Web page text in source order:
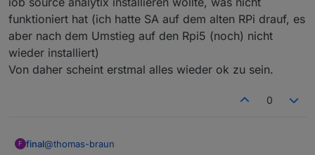
+ system.adapter.admin.0
+ system.adapter.web.0
Objects: 		2111
States: 		1842
funktioniert hat (ich hatte SA auf dem alten RPi drauf, es
aber nach dem Umstieg auf den Rpi5 (noch) nicht
wieder installiert)
Von daher scheint erstmal alles wieder ok zu sein.
0
F final@thomas-braun